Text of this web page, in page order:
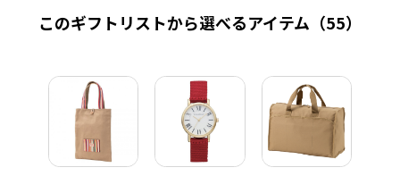
このギフトリストから選べるアイテム （55）